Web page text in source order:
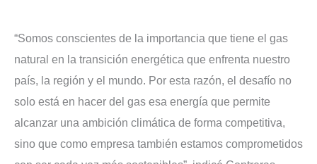
“Somos conscientes de la importancia que tiene el gas
natural en la transición energética que enfrenta nuestro
país, la región y el mundo. Por esta razón, el desafío no
solo está en hacer del gas esa energía que permite
alcanzar una ambición climática de forma competitiva,
sino que como empresa también estamos comprometidos